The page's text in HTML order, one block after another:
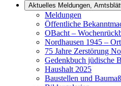
Aktuelles Meldungen,
Meldungen
Öffentliche
OBacht –
Nordhausen 1945 –
75 Jahre Zerstörung
Gedenkbuch jüdische
Haushalt 2025
Baustellen und